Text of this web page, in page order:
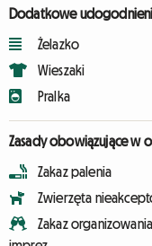
Dodatkowe
Żelazko
Wieszaki
Pralka
Zasady obowiązujące w
Zakaz palenia
Zwierzęta
Zakaz organizowania